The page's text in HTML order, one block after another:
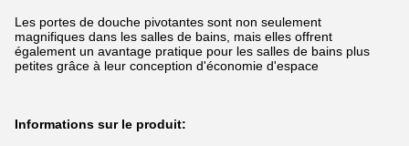
Les portes de douche pivotantes sont non seulement
magnifiques dans les salles de bains, mais elles offrent
également un avantage pratique pour les salles de bains plus
petites grâce à leur conception d'économie d'espace
Informations sur le produit: